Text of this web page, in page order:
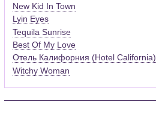
New Kid In Town
Lyin Eyes
Tequila Sunrise
Best Of My Love
Отель Калифорния (Hotel California)
Witchy Woman